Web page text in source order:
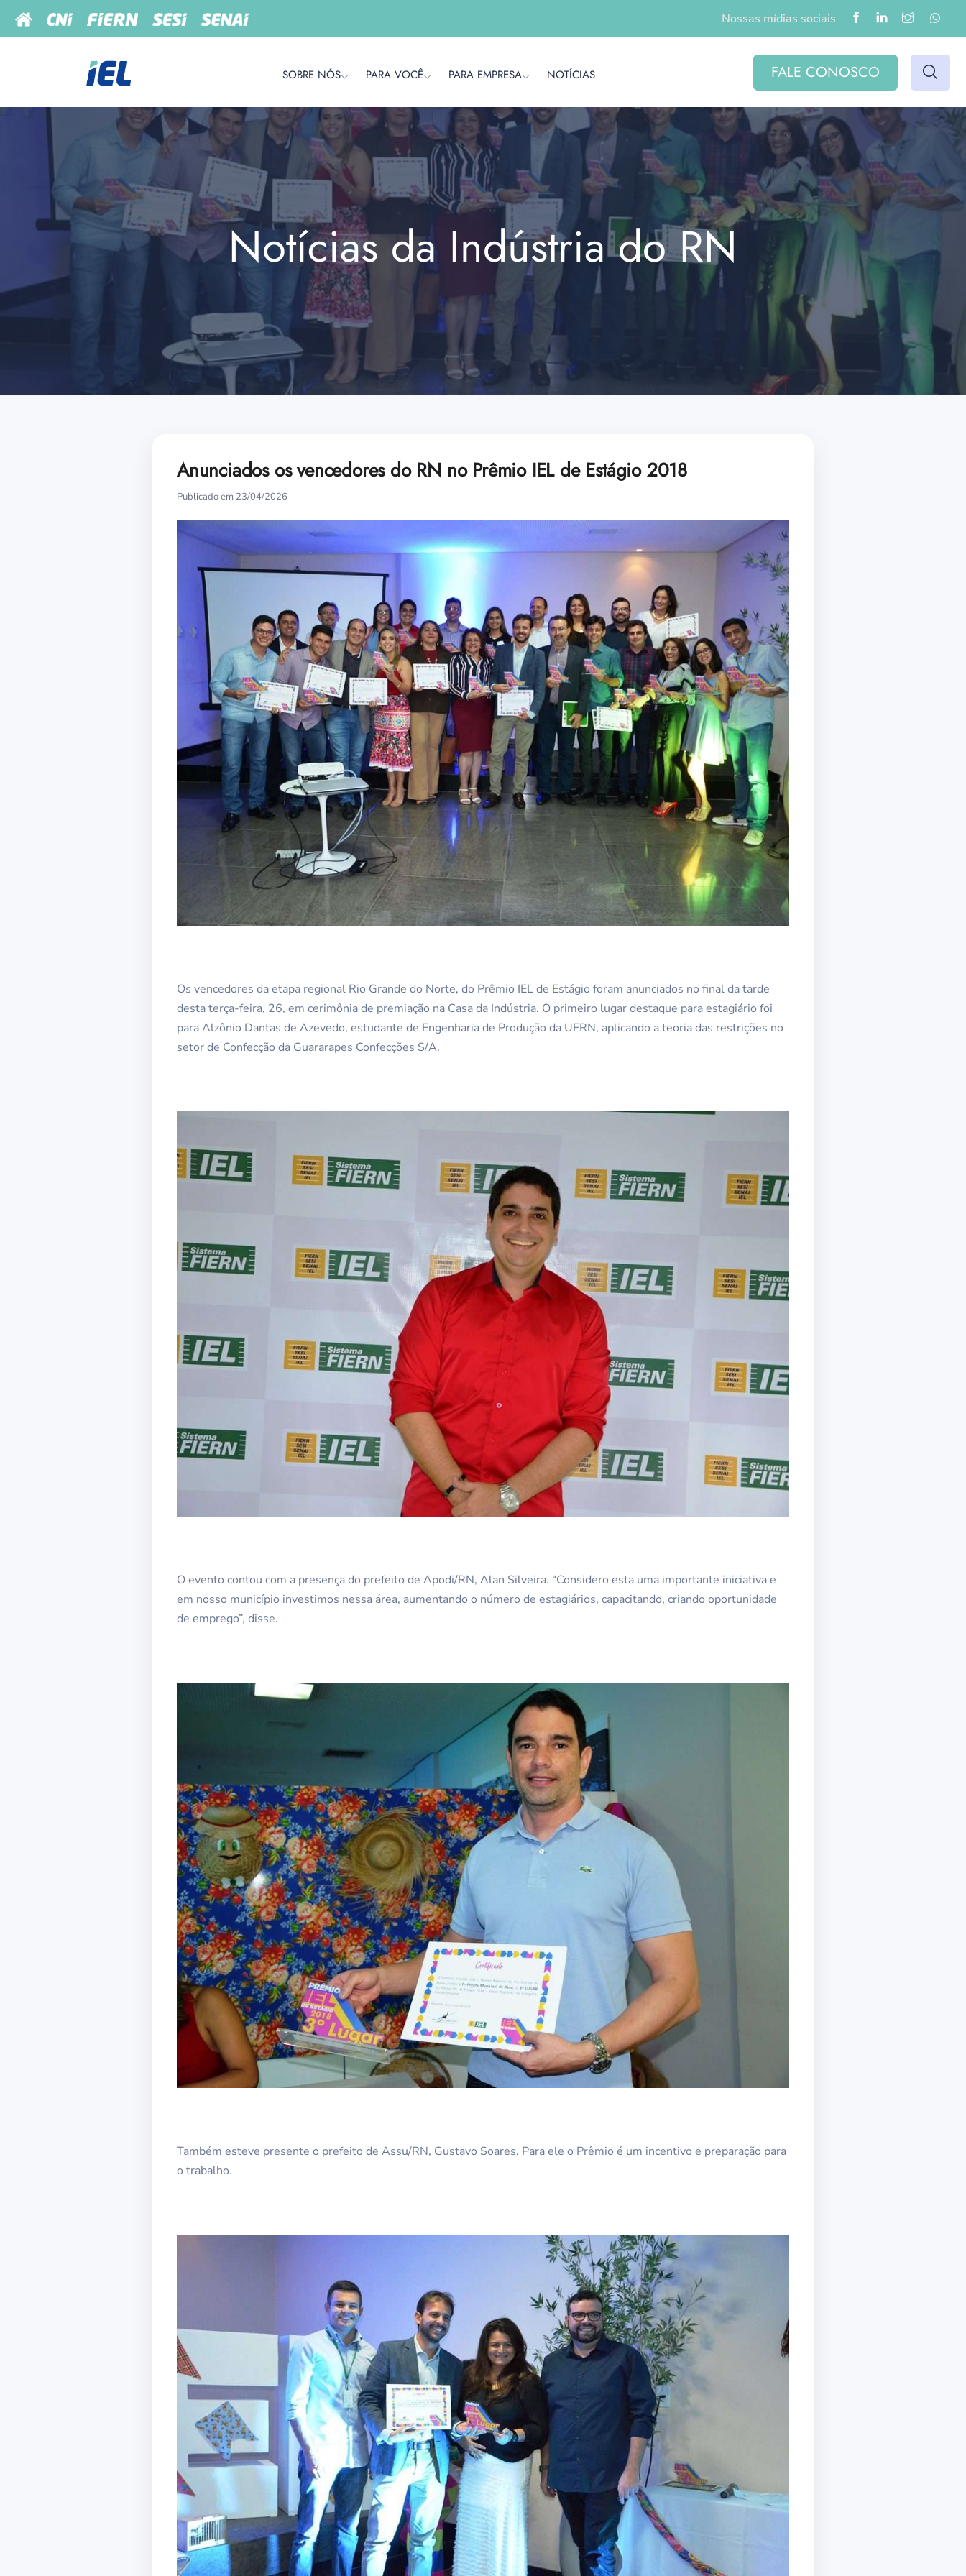
Nossas mídias sociais
SOBRE NÓS PARA VOCÊ PARA EMPRESA NOTÍCIAS FALE CONOSCO
Notícias da Indústria do RN
Anunciados os vencedores do RN no Prêmio IEL de Estágio 2018
Publicado em 23/04/2026
Os vencedores da etapa regional Rio Grande do Norte, do Prêmio IEL de Estágio foram anunciados no final da tarde
desta terça-feira, 26, em cerimônia de premiação na Casa da Indústria. O primeiro lugar destaque para estagiário foi
para Alzônio Dantas de Azevedo, estudante de Engenharia de Produção da UFRN, aplicando a teoria das restrições no
setor de Confecção da Guararapes Confecções S/A.
O evento contou com a presença do prefeito de Apodi/RN, Alan Silveira. “Considero esta uma importante iniciativa e
em nosso município investimos nessa área, aumentando o número de estagiários, capacitando, criando oportunidade
de emprego”, disse.
Também esteve presente o prefeito de Assu/RN, Gustavo Soares. Para ele o Prêmio é um incentivo e preparação para
o trabalho.